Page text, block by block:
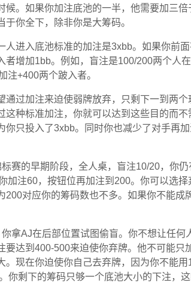
候。如果你加注底池的一半，他需要加三
于你全下，除非你是大筹码。
人进入底池标准的加注是3xbb。如果你前
者增加1bb。例如，盲注是100/200两个人
注+400两个跛入者。
通过加注来迫使弱牌放弃，只剩下一到两
这种标准加注，你就可以达到这些目的而
你只投入了3xbb。同时你也减少了对手再
赛的早期阶段，全人桌，盲注10/20，你
加注60，按钮位再加注到200。你可以选择
200对应你的筹码数也不多。如果你不能成
拿AJ在后部位置试图偷盲。你不想让任何
要达到400-500来迫使你弃牌。他不可能只
。现在你迫使你自己去弃牌，因为你不能
你剩下的筹码只够一个底池大小的下注，